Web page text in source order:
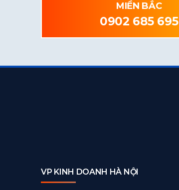
MIỀN BẮC
0902 685 695
VP KINH DOANH HÀ NỘI